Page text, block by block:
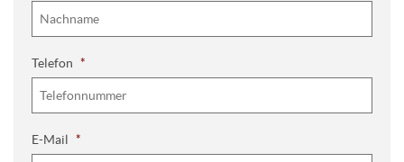
Telefon *
E-Mail *